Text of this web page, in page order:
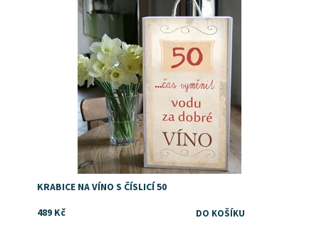
KRABICE NA VÍNO S ČÍSLICÍ 50
489 Kč